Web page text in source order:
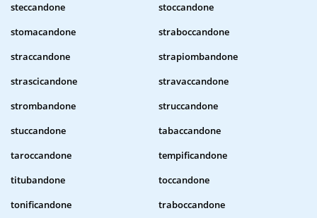
steccandone
stoccandone
stomacandone
straboccandone
straccandone
strapiombandone
strascicandone
stravaccandone
strombandone
struccandone
stuccandone
tabaccandone
taroccandone
tempificandone
titubandone
toccandone
tonificandone
traboccandone